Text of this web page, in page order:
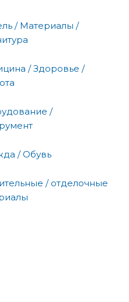
/ Материалы /
/ Здоровье /
/
/ Обувь
/ отделочные